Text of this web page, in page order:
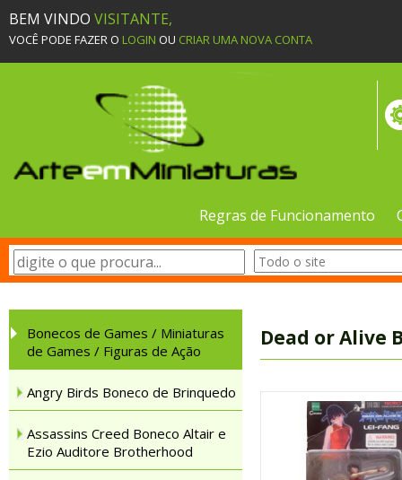
BEM VINDO VISITANTE,
VOCÊ PODE FAZER O LOGIN OU CRIAR UMA NOVA CONTA
Regras de Funcionamento
Bonecos de Games / Miniaturas
de Games / Figuras de Ação
Angry Birds Boneco de Brinquedo
Assassins Creed Boneco Altair e
Ezio Auditore Brotherhood
Dead or Alive